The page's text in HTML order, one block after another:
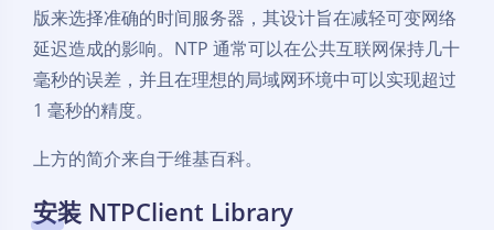
版来选择准确的时间服务器，其设计旨在减轻可变网络
延迟造成的影响。NTP 通常可以在公共互联网保持几十
毫秒的误差，并且在理想的局域网环境中可以实现超过
1 毫秒的精度。
上方的简介来自于维基百科。
安装 NTPClient Library